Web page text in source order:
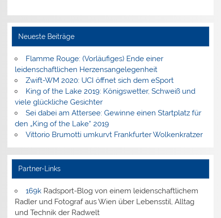
Neueste Beiträge
Flamme Rouge: (Vorläufiges) Ende einer
leidenschaftlichen Herzensangelegenheit
Zwift-WM 2020: UCI öffnet sich dem eSport
King of the Lake 2019: Königswetter, Schweiß und
viele glückliche Gesichter
Sei dabei am Attersee: Gewinne einen Startplatz für
den „King of the Lake“ 2019
Vittorio Brumotti umkurvt Frankfurter Wolkenkratzer
Partner-Links
169kRadsport-Blog von einem leidenschaftlichem
Radler und Fotograf aus Wien über Lebensstil, Alltag
und Technik der Radwelt